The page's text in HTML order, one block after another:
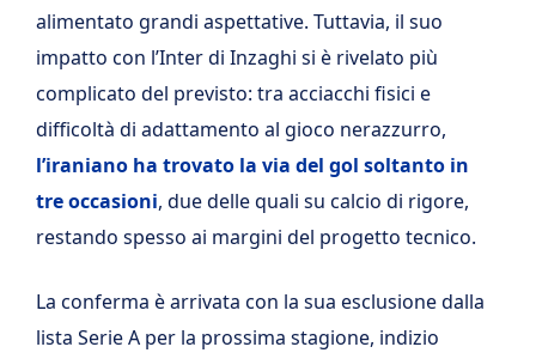
alimentato grandi aspettative. Tuttavia, il suo
impatto con l’Inter di Inzaghi si è rivelato più
complicato del previsto: tra acciacchi fisici e
difficoltà di adattamento al gioco nerazzurro,
l’iraniano ha trovato la via del gol soltanto in
tre occasioni, due delle quali su calcio di rigore,
restando spesso ai margini del progetto tecnico.
La conferma è arrivata con la sua esclusione dalla
lista Serie A per la prossima stagione, indizio